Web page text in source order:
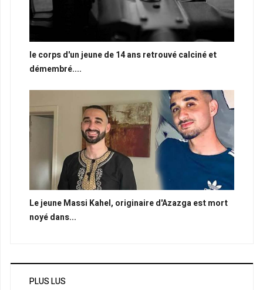
le corps d'un jeune de 14 ans retrouvé calciné et
démembré....
Le jeune Massi Kahel, originaire d'Azazga est mort
noyé dans...
PLUS LUS